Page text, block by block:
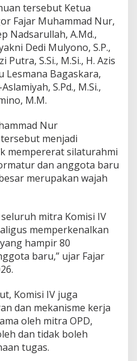
e
n
t
u
k
a
n
P
a
a
tersebut Ketua
Fajar Muhammad Nur,
Nadsarullah, A.Md.,
Dedi Mulyono, S.P.,
Putra, S.Si., M.Si., H. Azis
Lesmana Bagaskara,
S.Pd., M.Si.,
M.M.
Nur
menjadi
mempererat silaturahmi
dan anggota baru
merupakan wajah
mitra Komisi IV
memperkenalkan
hampir 80
baru,” ujar Fajar
Komisi IV juga
dan mekanisme kerja
oleh mitra OPD,
dan tidak boleh
tugas.